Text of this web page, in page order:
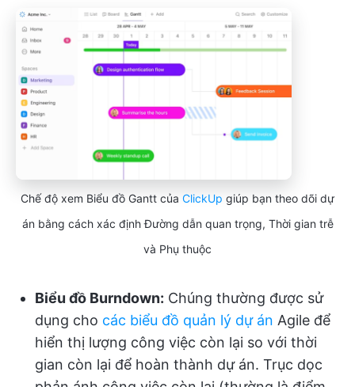
Chế độ xem Biểu đồ Gantt của ClickUp giúp bạn theo dõi dự
án bằng cách xác định Đường dẫn quan trọng, Thời gian trễ
và Phụ thuộc
Biểu đồ Burndown: Chúng thường được sử
dụng cho các biểu đồ quản lý dự án Agile để
hiển thị lượng công việc còn lại so với thời
gian còn lại để hoàn thành dự án. Trục dọc